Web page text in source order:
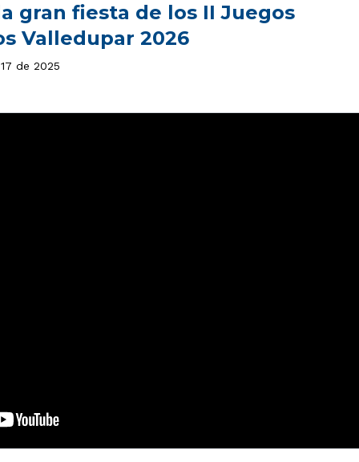
gran fiesta de los II Juegos
Valledupar 2026
de 2025